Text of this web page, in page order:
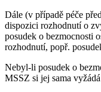
Dále (v případě péče
dispozici rozhodnutí o
posudek o bezmocnosti
rozhodnutí, popř.
Nebyl-li posudek o
MSSZ si jej sama